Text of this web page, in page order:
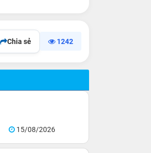
Chia sẻ 1242
15/08/2026